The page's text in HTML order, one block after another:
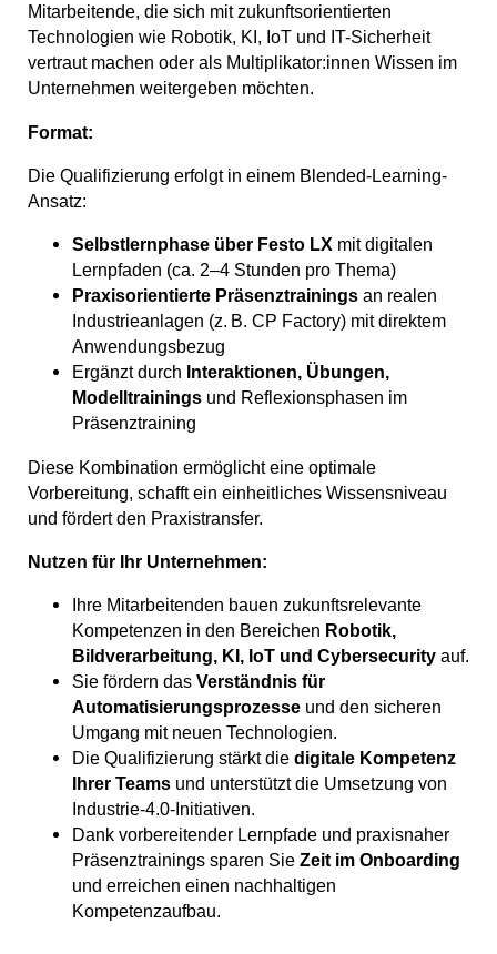
Mitarbeitende, die sich mit zukunftsorientierten
Technologien wie Robotik, KI, IoT und IT-Sicherheit
vertraut machen oder als Multiplikator:innen Wissen im
Unternehmen weitergeben möchten.
Format:
Die Qualifizierung erfolgt in einem Blended-Learning-
Ansatz:
Selbstlernphase über Festo LX mit digitalen
Lernpfaden (ca. 2–4 Stunden pro Thema)
Praxisorientierte Präsenztrainingsan realen
Industrieanlagen (z. B. CP Factory) mit direktem
Anwendungsbezug
Ergänzt durch Interaktionen, Übungen,
Modelltrainingsund Reflexionsphasen im
Präsenztraining
Diese Kombination ermöglicht eine optimale
Vorbereitung, schafft ein einheitliches Wissensniveau
und fördert den Praxistransfer.
Nutzen für Ihr Unternehmen:
Ihre Mitarbeitenden bauen zukunftsrelevante
Kompetenzen in den Bereichen Robotik,
Bildverarbeitung, KI, IoT und Cybersecurityauf.
Sie fördern das Verständnis für
Automatisierungsprozesseund den sicheren
Umgang mit neuen Technologien.
Die Qualifizierung stärkt die digitale Kompetenz
Ihrer Teamsund unterstützt die Umsetzung von
Industrie-4.0-Initiativen.
Dank vorbereitender Lernpfade und praxisnaher
Präsenztrainings sparen Sie Zeit im Onboarding
und erreichen einen nachhaltigen
Kompetenzaufbau.